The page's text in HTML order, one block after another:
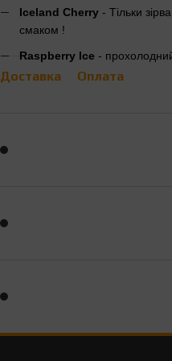
Iceland Cherry - Тільки
смаком !
Raspberry Ice -
Доставка Оплата